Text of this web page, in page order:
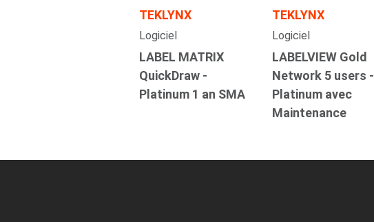
TEKLYNX
Logiciel
LABEL MATRIX
QuickDraw -
Platinum 1 an SMA
TEKLYNX
Logiciel
LABELVIEW Gold
Network 5 users -
Platinum avec
Maintenance